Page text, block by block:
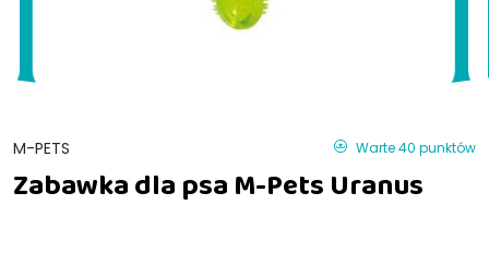
M-PETS Warte 40 punktów
Zabawka dla psa M-Pets Uranus